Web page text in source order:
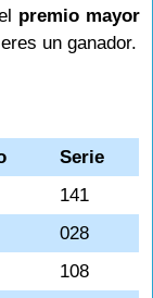
premio mayor
un ganador.
Serie
141
028
108